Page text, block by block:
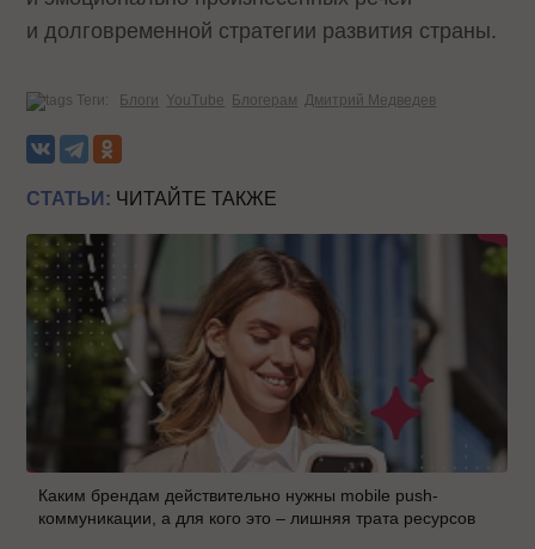
и долговременной стратегии развития страны.
Теги: Блоги YouTube Блогерам Дмитрий Медведев
СТАТЬИ: ЧИТАЙТЕ ТАКЖЕ
Каким брендам действительно нужны mobile push-
коммуникации, а для кого это – лишняя трата ресурсов